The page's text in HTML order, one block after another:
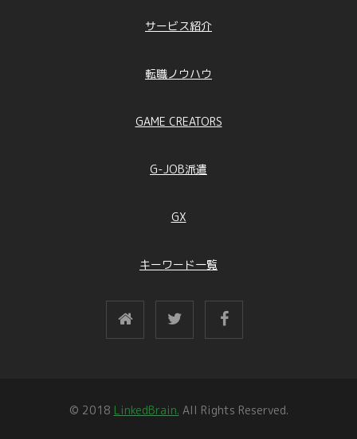
サービス紹介
転職ノウハウ
GAME CREATORS
G-JOB派遣
GX
キーワード一覧
© 2018 LinkedBrain. All Rights Reserved.